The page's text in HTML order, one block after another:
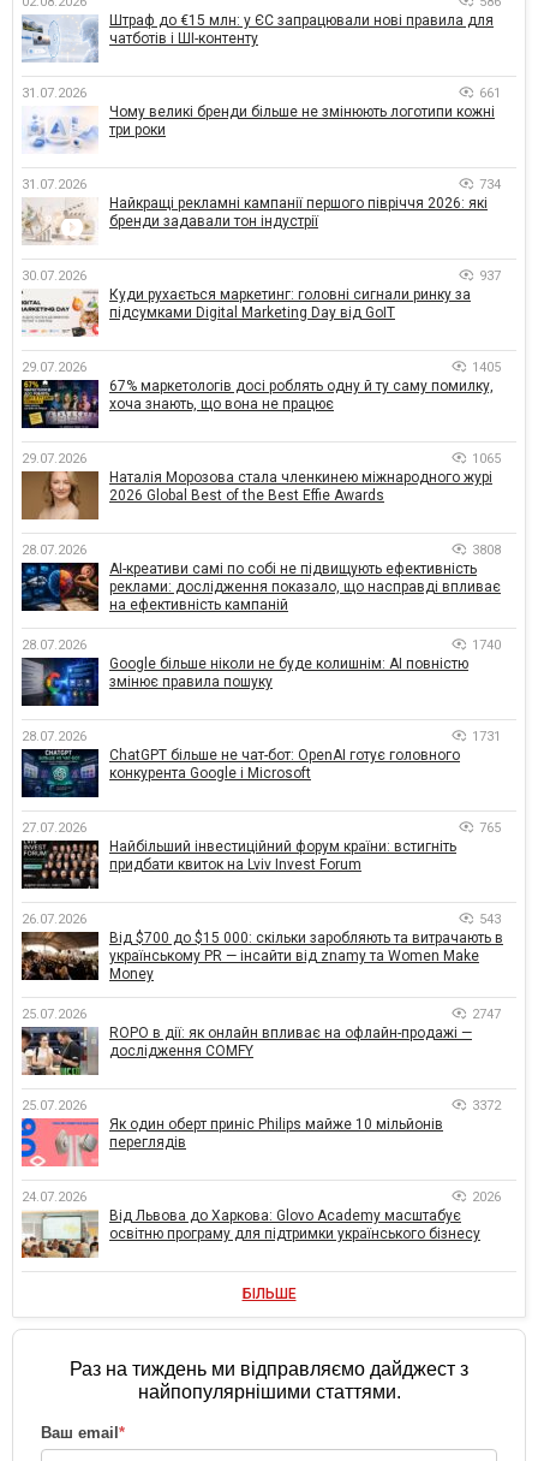
Штраф до €15 млн: у ЄС запрацювали нові правила для
чатботів і ШІ-контенту
31.07.2026 661
Чому великі бренди більше не змінюють логотипи кожні
три роки
31.07.2026 734
Найкращі рекламні кампанії першого півріччя 2026: які
бренди задавали тон індустрії
30.07.2026 937
Куди рухається маркетинг: головні сигнали ринку за
підсумками Digital Marketing Day від GoIT
29.07.2026 1405
67% маркетологів досі роблять одну й ту саму помилку,
хоча знають, що вона не працює
29.07.2026 1065
Наталія Морозова стала членкинею міжнародного журі
2026 Global Best of the Best Effie Awards
28.07.2026 3808
AI-креативи самі по собі не підвищують ефективність
реклами: дослідження показало, що насправді впливає
на ефективність кампаній
28.07.2026 1740
Google більше ніколи не буде колишнім: AI повністю
змінює правила пошуку
28.07.2026 1731
ChatGPT більше не чат-бот: OpenAI готує головного
конкурента Google і Microsoft
27.07.2026 765
Найбільший інвестиційний форум країни: встигніть
придбати квиток на Lviv Invest Forum
26.07.2026 543
Від $700 до $15 000: скільки заробляють та витрачають в
українському PR — інсайти від znamy та Women Make
Money
25.07.2026 2747
ROPO в дії: як онлайн впливає на офлайн-продажі —
дослідження COMFY
25.07.2026 3372
Як один оберт приніс Philips майже 10 мільйонів
переглядів
24.07.2026 2026
Від Львова до Харкова: Glovo Academy масштабує
освітню програму для підтримки українського бізнесу
БІЛЬШЕ
Раз на тиждень ми відправляємо дайджест з
найпопулярнішими статтями.
Ваш email*